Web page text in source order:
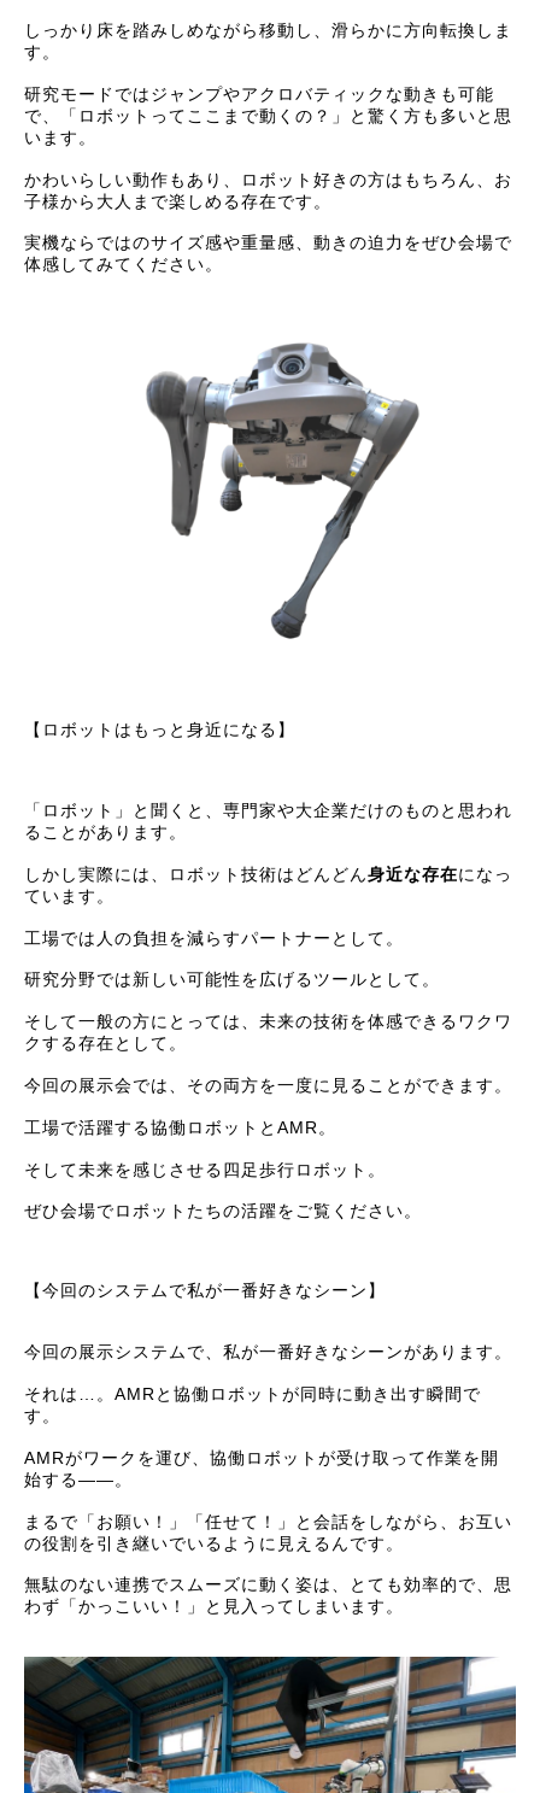
しっかり床を踏みしめながら移動し、滑らかに方向転換しま
す。
研究モードではジャンプやアクロバティックな動きも可能
で、「ロボットってここまで動くの？」と驚く方も多いと思
います。
かわいらしい動作もあり、ロボット好きの方はもちろん、お
子様から大人まで楽しめる存在です。
実機ならではのサイズ感や重量感、動きの迫力をぜひ会場で
体感してみてください。
【ロボットはもっと身近になる】
「ロボット」と聞くと、専門家や大企業だけのものと思われ
ることがあります。
しかし実際には、ロボット技術はどんどん身近な存在になっ
ています。
工場では人の負担を減らすパートナーとして。
研究分野では新しい可能性を広げるツールとして。
そして一般の方にとっては、未来の技術を体感できるワクワ
クする存在として。
今回の展示会では、その両方を一度に見ることができます。
工場で活躍する協働ロボットとAMR。
そして未来を感じさせる四足歩行ロボット。
ぜひ会場でロボットたちの活躍をご覧ください。
【今回のシステムで私が一番好きなシーン】
今回の展示システムで、私が一番好きなシーンがあります。
それは…。AMRと協働ロボットが同時に動き出す瞬間で
す。
AMRがワークを運び、協働ロボットが受け取って作業を開
始する――。
まるで「お願い！」「任せて！」と会話をしながら、お互い
の役割を引き継いでいるように見えるんです。
無駄のない連携でスムーズに動く姿は、とても効率的で、思
わず「かっこいい！」と見入ってしまいます。